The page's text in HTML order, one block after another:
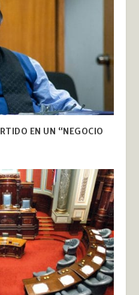
EN UN “NEGOCIO